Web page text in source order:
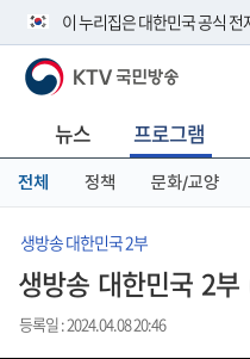
이 누리집은 대한민국 공식
공식 누리집 주소 확인하기
니다.
이밖에 or.kr 또는 .kr등 다른
서 도메인 주소를 확인해 보세요
KTV 국민방송
뉴스 프로그램
전체 정책 문화/교양
생방송 대한민국 2부
생방송 대한민국 2
등록일 : 2024.04.08 20:46